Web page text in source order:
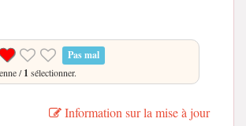
Pas mal
/1 sélectionner.
Information sur la mise à jour